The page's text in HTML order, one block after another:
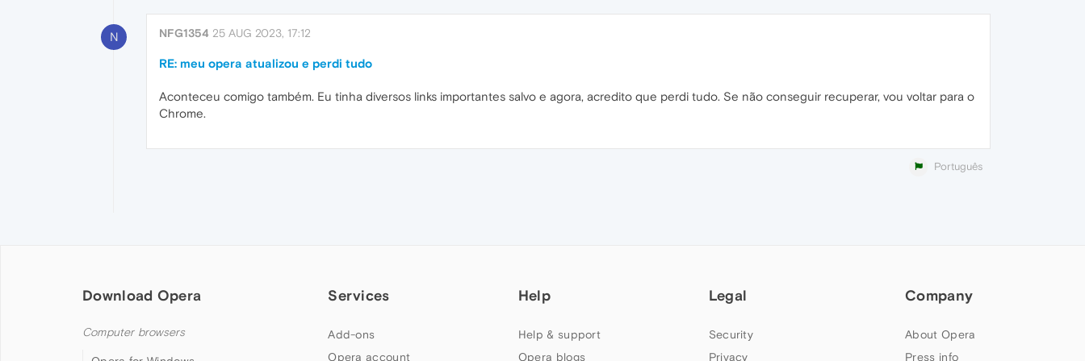
N NFG1354 25 AUG 2023, 17:12
RE: meu opera atualizou e perdi tudo
Aconteceu comigo também. Eu tinha diversos links importantes salvo e agora, acredito que perdi tudo. Se não conseguir recuperar, vou voltar para o
Chrome.
Português
Download Opera
Computer browsers
Services
Add-ons
Opera account
Help
Help & support
Opera blogs
Legal
Security
Privacy
Company
About Opera
Press info